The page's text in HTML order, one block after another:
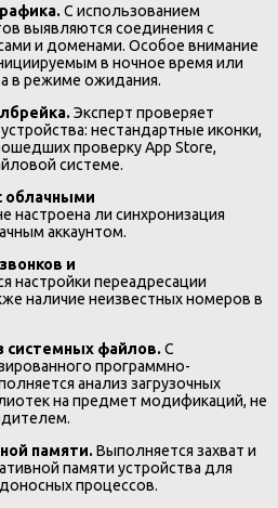
С использованием
выявляются соединения с
и доменами. Особое внимание
в ночное время или
в режиме ожидания.
Эксперт проверяет
нестандартные иконки,
проверку App Store,
системе.
облачными
настроена ли синхронизация
аккаунтом.
и
настройки переадресации
наличие неизвестных номеров в
системных файлов.С
программно-
анализ загрузочных
на предмет модификаций, не
памяти.Выполняется захват и
памяти устройства для
процессов.